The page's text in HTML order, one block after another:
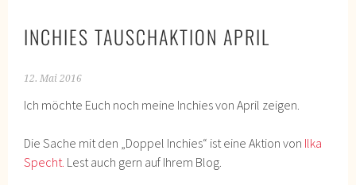
INCHIES TAUSCHAKTION APRIL
12. Mai 2016
Ich möchte Euch noch meine Inchies von April zeigen.
Die Sache mit den „Doppel Inchies“ ist eine Aktion von Ilka
Specht. Lest auch gern auf Ihrem Blog.